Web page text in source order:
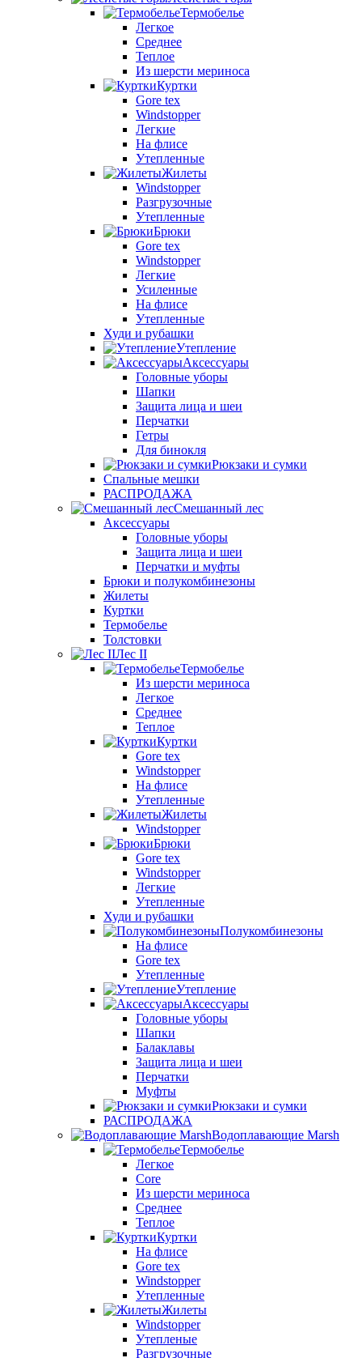
Термобелье
Легкое
Среднее
Теплое
Из шерсти мериноса
Куртки
Gore tex
Windstopper
Легкие
На флисе
Утепленные
Жилеты
Windstopper
Разгрузочные
Утепленные
Брюки
Gore tex
Windstopper
Легкие
Усиленные
На флисе
Утепленные
Худи и рубашки
Утепление
Аксессуары
Головные уборы
Шапки
Защита лица и шеи
Перчатки
Гетры
Для бинокля
Рюкзаки и сумки
Спальные мешки
РАСПРОДАЖА
Смешанный лес
Аксессуары
Головные уборы
Защита лица и шеи
Перчатки и муфты
Брюки и полукомбинезоны
Жилеты
Куртки
Термобелье
Толстовки
Лес II
Термобелье
Из шерсти мериноса
Легкое
Среднее
Теплое
Куртки
Gore tex
Windstopper
На флисе
Утепленные
Жилеты
Windstopper
Брюки
Gore tex
Windstopper
Легкие
Утепленные
Худи и рубашки
Полукомбинезоны
На флисе
Gore tex
Утепленные
Утепление
Аксессуары
Головные уборы
Шапки
Балаклавы
Защита лица и шеи
Перчатки
Муфты
Рюкзаки и сумки
РАСПРОДАЖА
Водоплавающие Marsh
Термобелье
Легкое
Core
Из шерсти мериноса
Среднее
Теплое
Куртки
На флисе
Gore tex
Windstopper
Утепленные
Жилеты
Windstopper
Утепленые
Разгрузочные